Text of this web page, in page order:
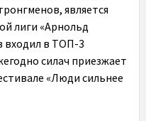
является
лиги «Арнольд
входил в ТОП-3
силач приезжает
«Люди сильнее